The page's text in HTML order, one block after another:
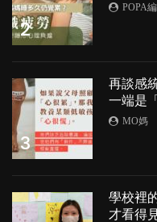
2
POPA
3
再談感
一端是
MO媽
學校裡
才看得